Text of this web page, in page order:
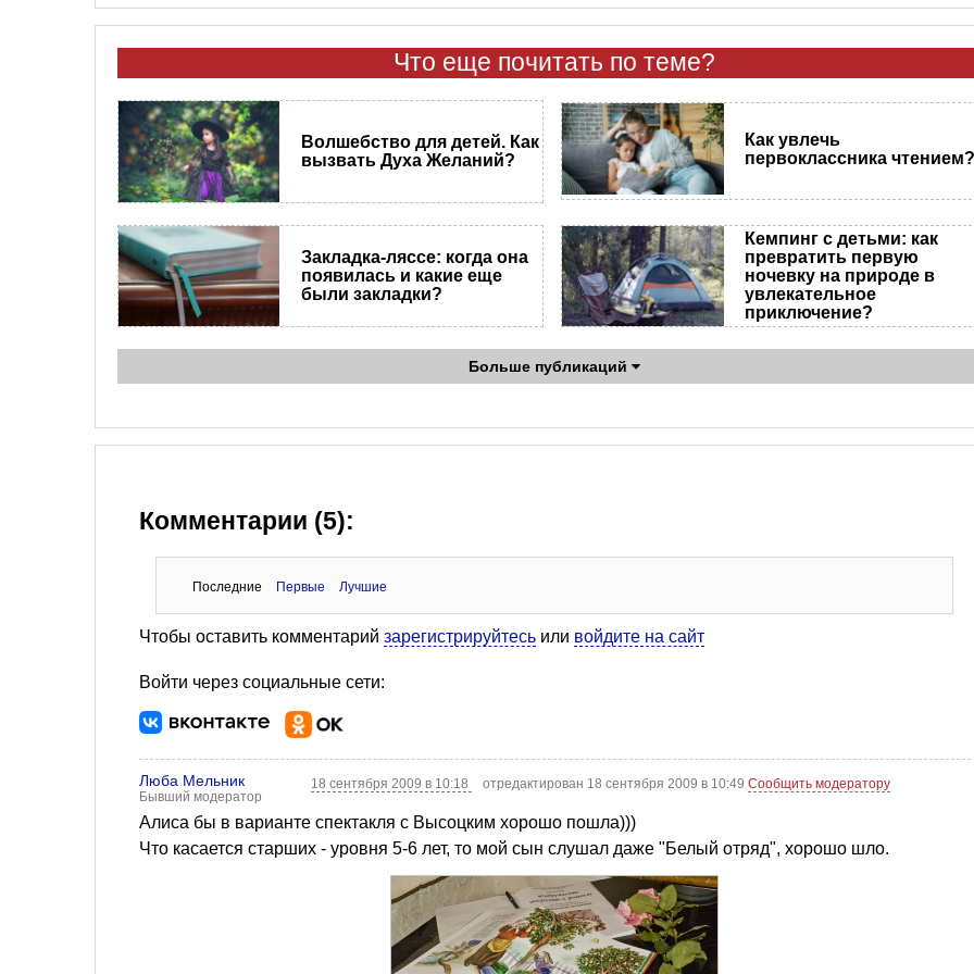
Что еще почитать по теме?
Волшебство для детей. Как
вызвать Духа Желаний?
Как увлечь
первоклассника
Закладка-ляссе: когда она
появилась и какие еще
были закладки?
Кемпинг с детьми: как
превратить первую
ночевку на природе в
увлекательное
приключение?
Больше публикаций
Комментарии (5):
Последние Первые Лучшие
Чтобы оставить комментарий зарегистрируйтесь или войдите на сайт
Войти через социальные сети:
Люба Мельник
Бывший модератор
18 сентября 2009 в 10:18 отредактирован 18 сентября 2009 в 10:49Сообщить модератору
Алиса бы в варианте спектакля с Высоцким хорошо пошла)))
Что касается старших - уровня 5-6 лет, то мой сын слушал даже "Белый отряд", хорошо шло.